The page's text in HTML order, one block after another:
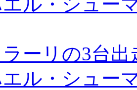
エル・シュー
ラーリの3台
エル・シュー